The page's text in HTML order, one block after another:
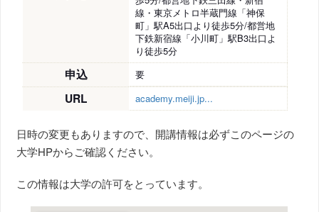
線・東京メトロ半蔵門線「神保
町」駅A5出口より徒歩5分/都営地
下鉄新宿線「小川町」駅B3出口よ
り徒歩5分
申込 要
URL academy.meiji.jp...
日時の変更もありますので、開講情報は必ずこのページの
大学HPからご確認ください。
この情報は大学の許可をとっています。